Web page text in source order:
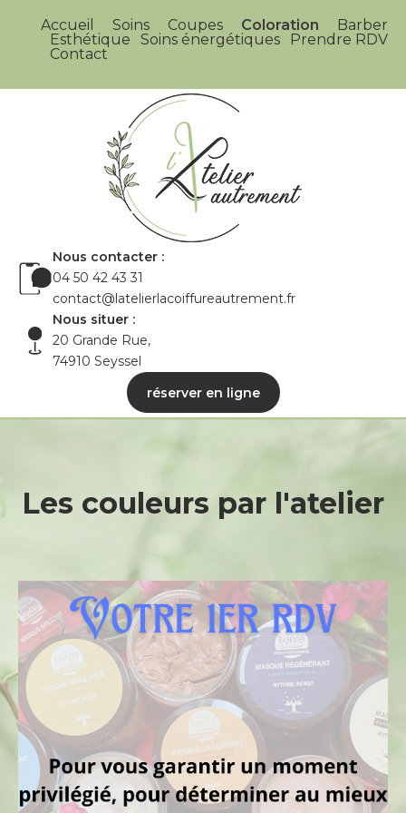
Accueil Soins Coupes Coloration
Barber
Esthétique
Soins énergétiques
Prendre RDV
Contact
Nous contacter :
04 50 42 43 31
contact@latelierlacoiffureautrement.fr
Nous situer :
20 Grande Rue,
74910 Seyssel
réserver en ligne
Les couleurs par l'atelier